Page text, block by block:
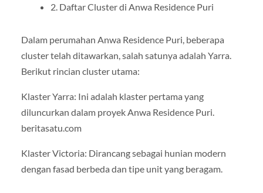
2. Daftar Cluster di Anwa Residence Puri
Dalam perumahan Anwa Residence Puri, beberapa
cluster telah ditawarkan, salah satunya adalah Yarra.
Berikut rincian cluster utama:
Klaster Yarra: Ini adalah klaster pertama yang
diluncurkan dalam proyek Anwa Residence Puri.
beritasatu.com
Klaster Victoria: Dirancang sebagai hunian modern
dengan fasad berbeda dan tipe unit yang beragam.